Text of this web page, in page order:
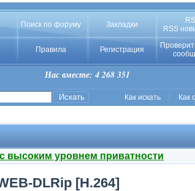
Поиск по форуму Закладки
RSS
Правила Регистрация
Нас вместе: 4 268 351
Как искать Как
высоким уровнем приватности
DLRip [H.264]